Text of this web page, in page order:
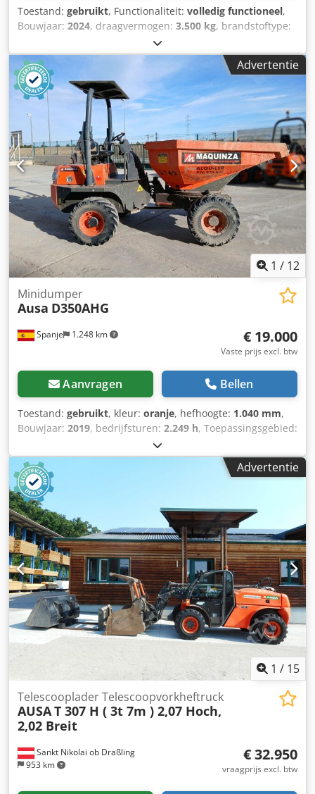
Toestand: gebruikt, Functionaliteit: volledig functioneel,
Bouwjaar: 2024, draagvermogen: 3.500 kg, brandstoftype:
, totale lengte:
aandrijftype:Diesel, Masttype: Geen Technische staat:
Nieuw Voorband type: Lucht Voorband maat: 16/70-20
Achterband type: Lucht Cjdpfxjxgknce Ac Hsha Achterband
maat: 12-16,5 CE-certificaat,
Advertentie
1 / 12
Spanje 1.248 km
Minidumper
Ausa D350AHG
€ 19.000
Vaste prijs excl. btw
Aanvragen Bellen
Toestand: gebruikt, kleur: oranje, hefhoogte: 1.040 mm,
Bouwjaar: 2019, bedrijfsturen: 2.249 h, Toepassingsgebied:
Mijnbouw Ledig gewicht: 2.780 kg Laadvermogen: 3.500 kg
GVW: 6.280 kg Cedpfjymmhajx Ac Hoha Afmetingen
(LxBxH): 412 x 186 x 296 cm Motor type: Kubota Kubota
Advertentie
1 / 15
Sankt Nikolai ob Draßling
953 km
Telescooplader Telescoopvorkheftruck
AUSAT 307 H ( 3t 7m ) 2,07 Hoch,
2,02 Breit
€ 32.950
vraagprijs excl. btw